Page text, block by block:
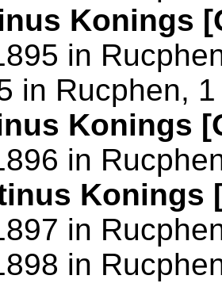
Konings
in
in Rucphen,
Konings
in
Konings
in
in